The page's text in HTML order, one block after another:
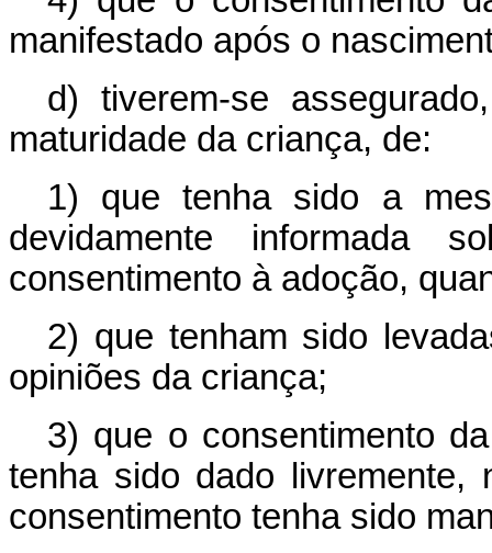
manifestado após o
d) tiverem-se
maturidade da criança, de:
1) que tenha sido a
devidamente informada
consentimento à adoção,
2) que tenham sido
opiniões da criança;
3) que o consentimento
tenha sido dado
consentimento tenha sido